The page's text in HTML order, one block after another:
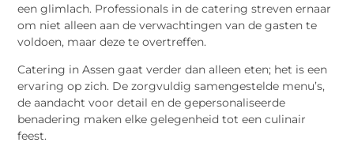
een glimlach. Professionals in de catering streven ernaar
om niet alleen aan de verwachtingen van de gasten te
voldoen, maar deze te overtreffen.
Catering in Assen gaat verder dan alleen eten; het is een
ervaring op zich. De zorgvuldig samengestelde menu’s,
de aandacht voor detail en de gepersonaliseerde
benadering maken elke gelegenheid tot een culinair
feest.